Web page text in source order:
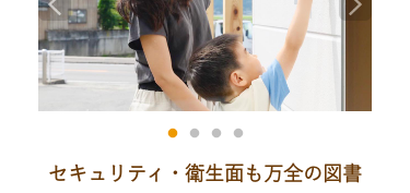
セキュリティ・衛生面も万全の図書